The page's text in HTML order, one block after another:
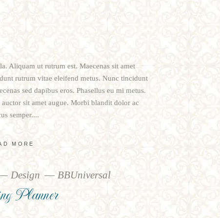
Aliquam ut rutrum est. Maecenas sit amet
rutrum vitae eleifend metus. Nunc tincidunt
sed dapibus eros. Phasellus eu mi metus.
sit amet augue. Morbi blandit dolor ac
semper.
MORE
Design BBUniversal
Planner